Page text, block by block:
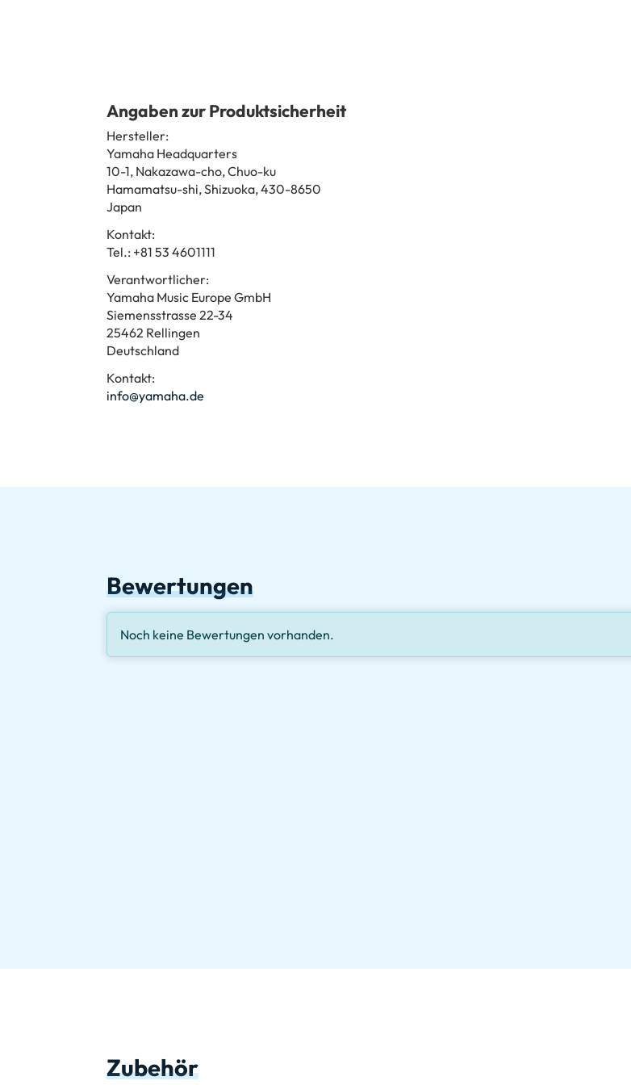
Angaben zur Produktsicherheit
Hersteller:
Yamaha Headquarters
10-1, Nakazawa-cho, Chuo-ku
Hamamatsu-shi, Shizuoka, 430-8650
Japan
Kontakt:
Tel.: +81 53 4601111
Verantwortlicher:
Yamaha Music Europe GmbH
Siemensstrasse 22-34
25462 Rellingen
Deutschland
Kontakt:
info@yamaha.de
Bewertungen
Noch keine Bewertungen vorhanden.
Zubehör